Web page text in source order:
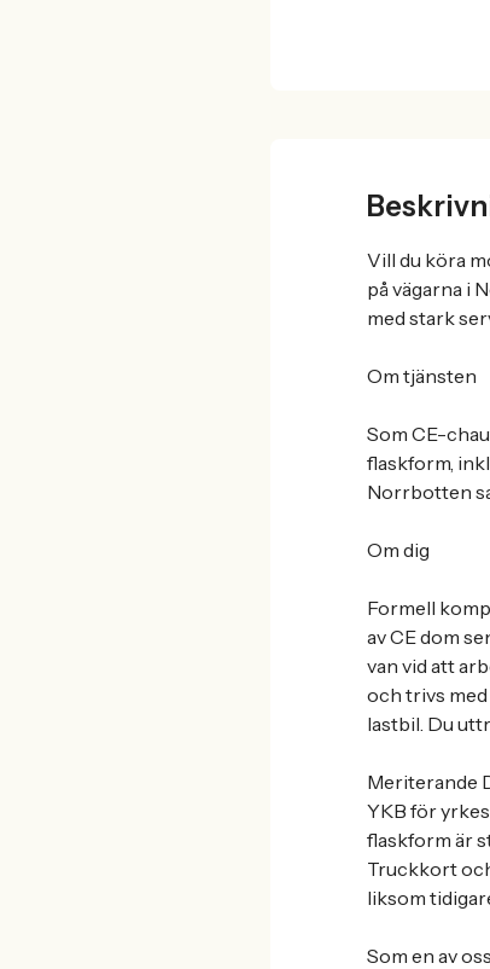
Vill du köra
på vägarna i
med stark
Om tjänsten
Som CE-
flaskform,
Norrbotten
Om dig
Formell
av CE dom
van vid att
och trivs
lastbil. Du
Meriterande
YKB för
flaskform är
Truckkort
liksom
Som en av oss